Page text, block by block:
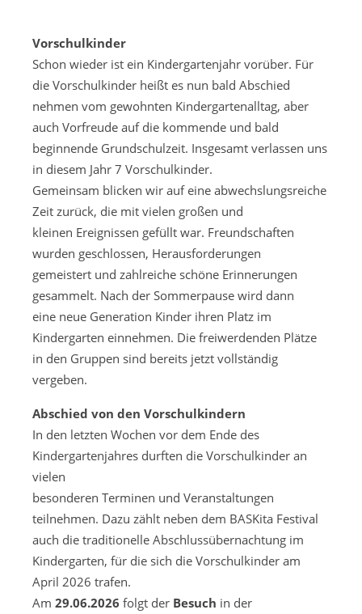
Vorschulkinder
Schon wieder ist ein Kindergartenjahr vorüber. Für
die Vorschulkinder heißt es nun bald Abschied
nehmen vom gewohnten Kindergartenalltag, aber
auch Vorfreude auf die kommende und bald
beginnende Grundschulzeit. Insgesamt verlassen uns
in diesem Jahr 7 Vorschulkinder.
Gemeinsam blicken wir auf eine abwechslungsreiche
Zeit zurück, die mit vielen großen und
kleinen Ereignissen gefüllt war. Freundschaften
wurden geschlossen, Herausforderungen
gemeistert und zahlreiche schöne Erinnerungen
gesammelt. Nach der Sommerpause wird dann
eine neue Generation Kinder ihren Platz im
Kindergarten einnehmen. Die freiwerdenden Plätze
in den Gruppen sind bereits jetzt vollständig
vergeben.
Abschied von den Vorschulkindern
In den letzten Wochen vor dem Ende des
Kindergartenjahres durften die Vorschulkinder an
vielen
besonderen Terminen und Veranstaltungen
teilnehmen. Dazu zählt neben dem BASKita Festival
auch die traditionelle Abschlussübernachtung im
Kindergarten, für die sich die Vorschulkinder am
April 2026 trafen.
Am 29.06.2026 folgt der Besuch in der